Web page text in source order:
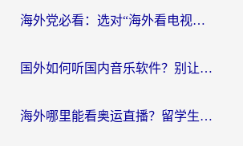
海外党必看：选对“海外看电视剧软件”，再也不用愁国内剧刷不了
国外如何听国内音乐软件？别让地域限制，断了你的中文歌单
海外哪里能看奥运直播？留学生&海外华人必看的体育赛事观赛终极指南